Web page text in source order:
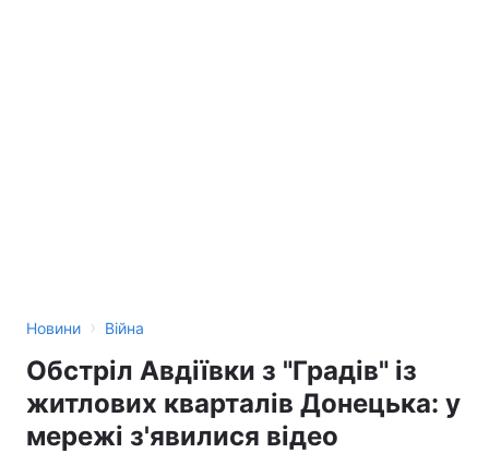
Новини › Війна
Обстріл Авдіївки з "Градів" із
житлових кварталів Донецька: у
мережі з'явилися відео